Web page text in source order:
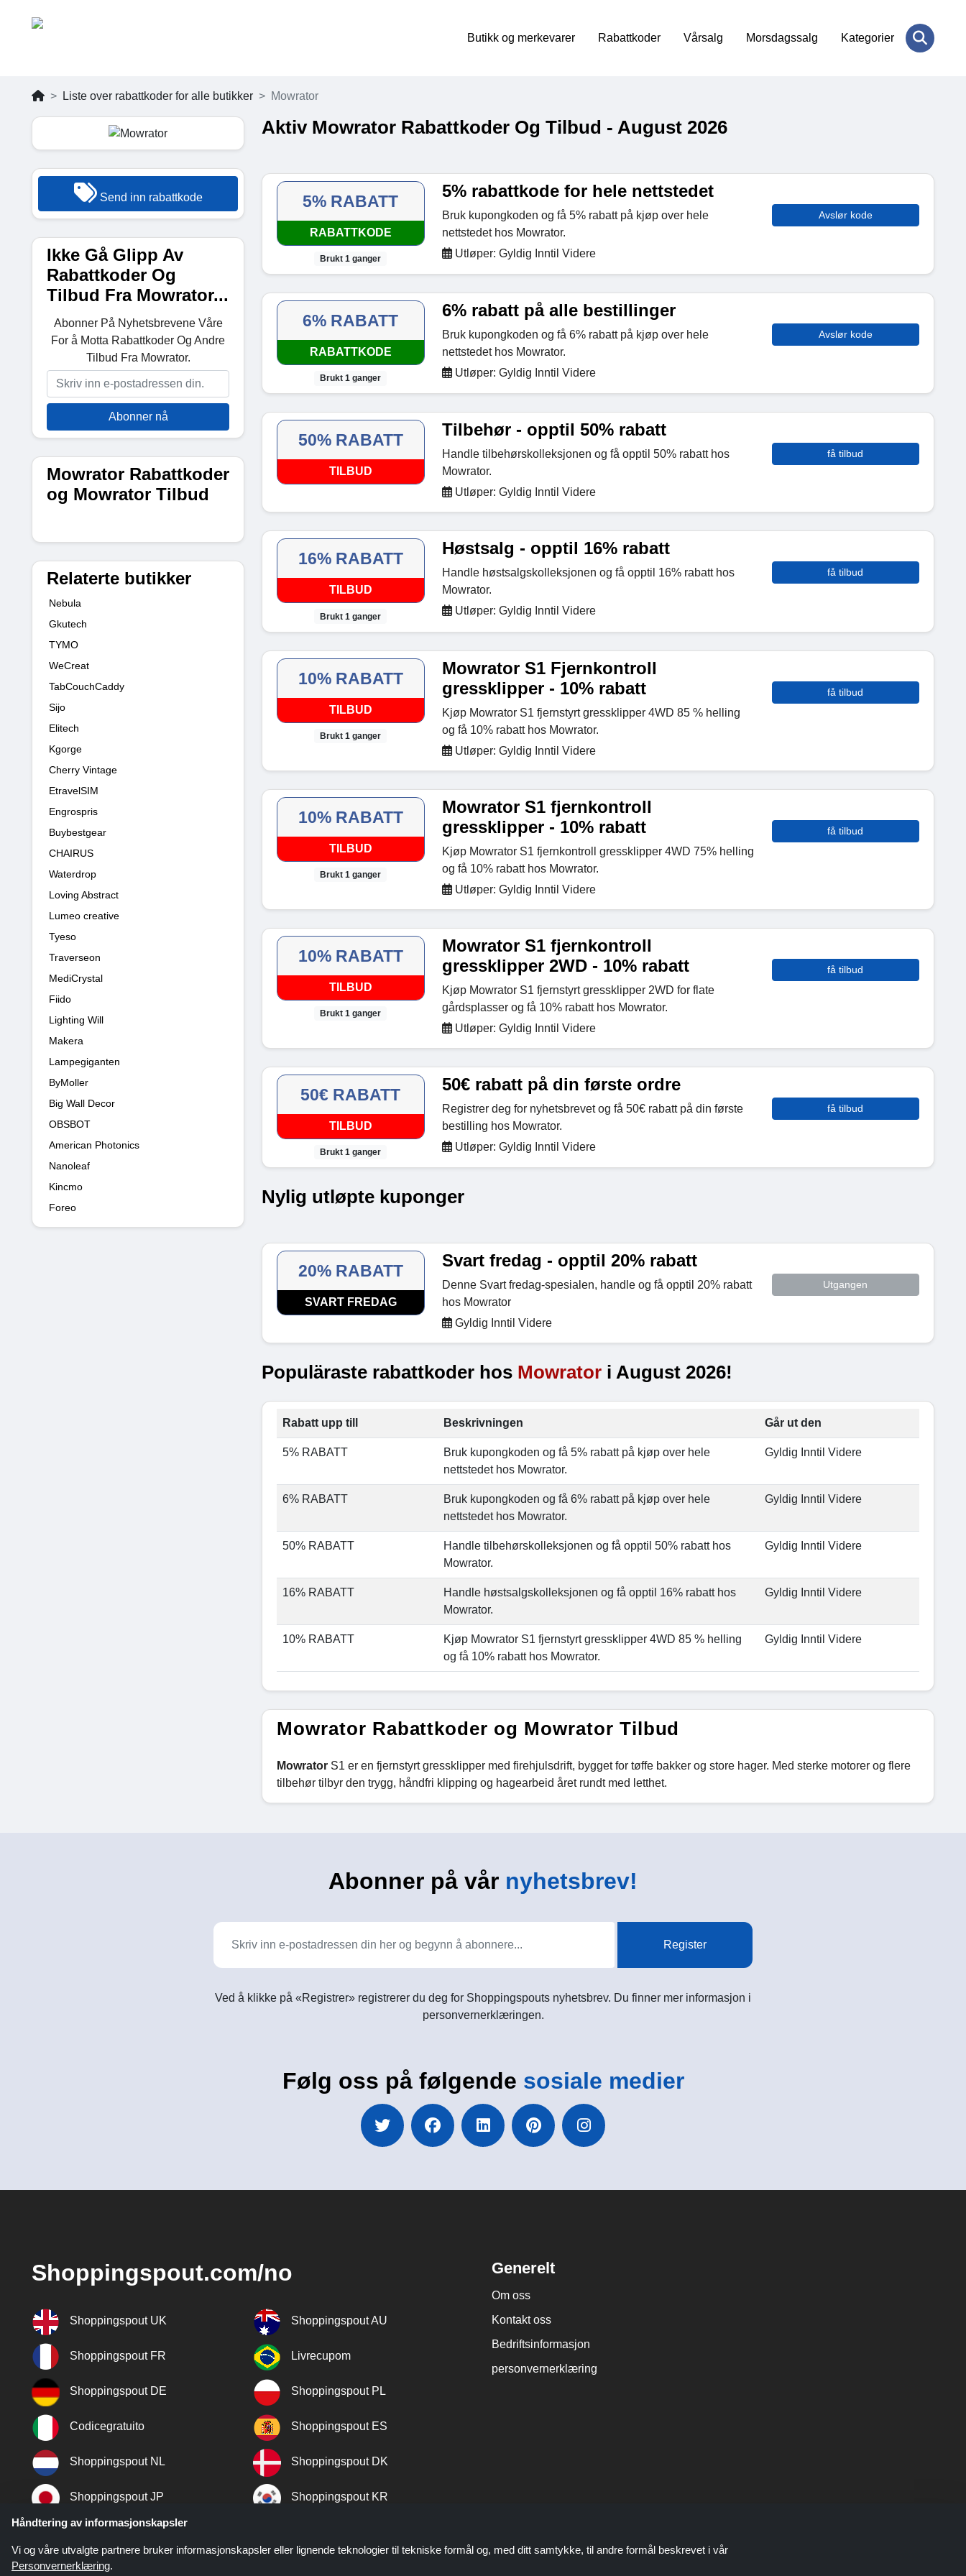
Butikk og merkevarer Rabattkoder Vårsalg Morsdagssalg Kategorier
Liste over rabattkoder for alle butikker Mowrator
Send inn rabattkode
Ikke Gå Glipp Av
Rabattkoder Og
Tilbud Fra Mowrator...
Abonner På Nyhetsbrevene Våre
For å Motta Rabattkoder Og Andre
Tilbud Fra Mowrator.
Abonner nå
Mowrator Rabattkoder
og Mowrator Tilbud
Relaterte butikker
Nebula
Gkutech
TYMO
WeCreat
TabCouchCaddy
Sijo
Elitech
Kgorge
Cherry Vintage
EtravelSIM
Engrospris
Buybestgear
CHAIRUS
Waterdrop
Loving Abstract
Lumeo creative
Tyeso
Traverseon
MediCrystal
Fiido
Lighting Will
Makera
Lampegiganten
ByMoller
Big Wall Decor
OBSBOT
American Photonics
Nanoleaf
Kincmo
Foreo
Aktiv Mowrator Rabattkoder Og Tilbud - August 2026
5% RABATT
RABATTKODE
Brukt 1 ganger
5% rabattkode for hele nettstedet
Bruk kupongkoden og få 5% rabatt på kjøp over hele
nettstedet hos Mowrator.
Utløper: Gyldig Inntil Videre
Avslør kode
6% RABATT
RABATTKODE
Brukt 1 ganger
6% rabatt på alle bestillinger
Bruk kupongkoden og få 6% rabatt på kjøp over hele
nettstedet hos Mowrator.
Utløper: Gyldig Inntil Videre
Avslør kode
50% RABATT
TILBUD
Tilbehør - opptil 50% rabatt
Handle tilbehørskolleksjonen og få opptil 50% rabatt hos
Mowrator.
Utløper: Gyldig Inntil Videre
få tilbud
16% RABATT
TILBUD
Brukt 1 ganger
Høstsalg - opptil 16% rabatt
Handle høstsalgskolleksjonen og få opptil 16% rabatt hos
Mowrator.
Utløper: Gyldig Inntil Videre
få tilbud
10% RABATT
TILBUD
Brukt 1 ganger
Mowrator S1 Fjernkontroll
gressklipper - 10% rabatt
Kjøp Mowrator S1 fjernstyrt gressklipper 4WD 85 % helling
og få 10% rabatt hos Mowrator.
Utløper: Gyldig Inntil Videre
få tilbud
10% RABATT
TILBUD
Brukt 1 ganger
Mowrator S1 fjernkontroll
gressklipper - 10% rabatt
Kjøp Mowrator S1 fjernkontroll gressklipper 4WD 75% helling
og få 10% rabatt hos Mowrator.
Utløper: Gyldig Inntil Videre
få tilbud
10% RABATT
TILBUD
Brukt 1 ganger
Mowrator S1 fjernkontroll
gressklipper 2WD - 10% rabatt
Kjøp Mowrator S1 fjernstyrt gressklipper 2WD for flate
gårdsplasser og få 10% rabatt hos Mowrator.
Utløper: Gyldig Inntil Videre
få tilbud
50€ RABATT
TILBUD
Brukt 1 ganger
50€ rabatt på din første ordre
Registrer deg for nyhetsbrevet og få 50€ rabatt på din første
bestilling hos Mowrator.
Utløper: Gyldig Inntil Videre
få tilbud
Nylig utløpte kuponger
20% RABATT
SVART FREDAG
Svart fredag - opptil 20% rabatt
Denne Svart fredag-spesialen, handle og få opptil 20% rabatt
hos Mowrator
Gyldig Inntil Videre
Utgangen
Populäraste rabattkoder hos Mowrator i August 2026!
Rabatt upp till Beskrivningen Går ut den
5% RABATT
Bruk kupongkoden og få 5% rabatt på kjøp over hele
nettstedet hos Mowrator.
Gyldig Inntil Videre
6% RABATT
Bruk kupongkoden og få 6% rabatt på kjøp over hele
nettstedet hos Mowrator.
Gyldig Inntil Videre
50% RABATT
Handle tilbehørskolleksjonen og få opptil 50% rabatt hos
Mowrator.
Gyldig Inntil Videre
16% RABATT
Handle høstsalgskolleksjonen og få opptil 16% rabatt hos
Mowrator.
Gyldig Inntil Videre
10% RABATT
Kjøp Mowrator S1 fjernstyrt gressklipper 4WD 85 % helling
og få 10% rabatt hos Mowrator.
Gyldig Inntil Videre
Mowrator Rabattkoder og Mowrator Tilbud
Mowrator S1 er en fjernstyrt gressklipper med firehjulsdrift, bygget for tøffe bakker og store hager. Med sterke motorer og flere
tilbehør tilbyr den trygg, håndfri klipping og hagearbeid året rundt med letthet.
Abonner på vår nyhetsbrev!
Register
Ved å klikke på «Registrer» registrerer du deg for Shoppingspouts nyhetsbrev. Du finner mer informasjon i
personvernerklæringen.
Følg oss på følgende sosiale medier
Shoppingspout.com/no
Shoppingspout UK Shoppingspout AU
Shoppingspout FR Livrecupom
Shoppingspout DE Shoppingspout PL
Codicegratuito Shoppingspout ES
Shoppingspout NL Shoppingspout DK
Shoppingspout JP Shoppingspout KR
Shoppingspout TR
Generelt
Om oss
Kontakt oss
Bedriftsinformasjon
personvernerklæring
Håndtering av informasjonskapsler
Vi og våre utvalgte partnere bruker informasjonskapsler eller lignende teknologier til tekniske formål og, med ditt samtykke, til andre formål beskrevet i vår
Personvernerklæring.